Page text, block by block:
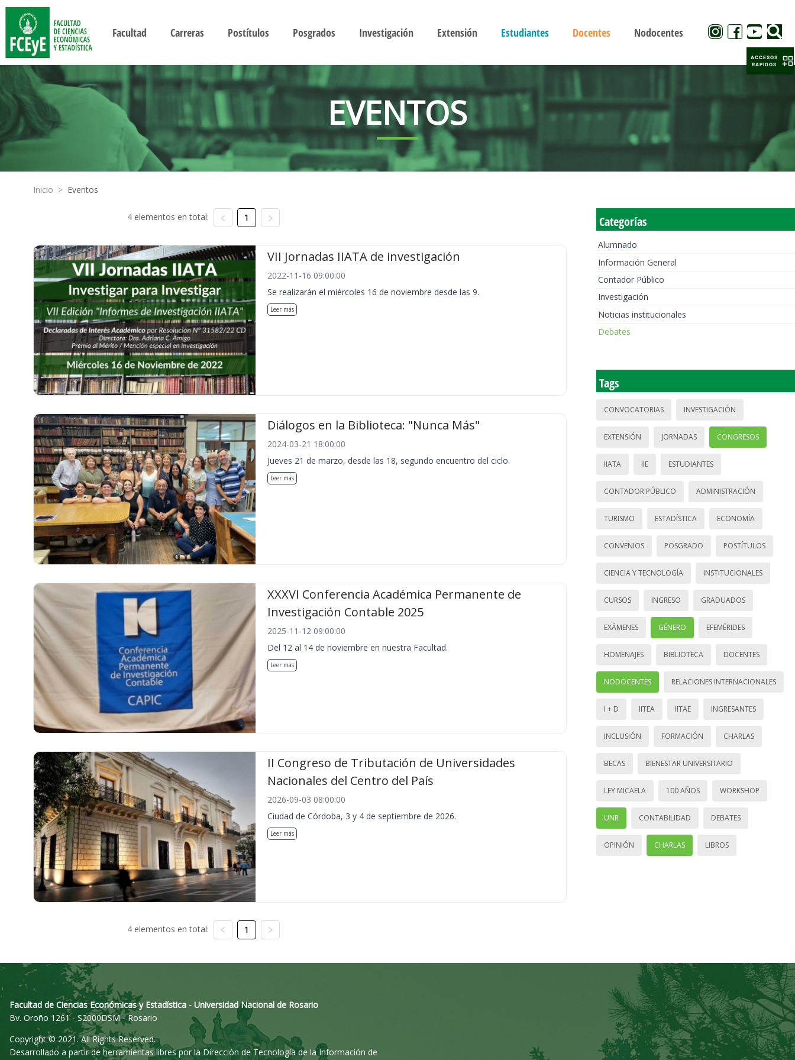
Facultad Carreras Postítulos Posgrados Investigación Extensión Estudiantes Docentes Nodocentes
EVENTOS
Inicio > Eventos
4 elementos en total: 1
VII Jornadas IIATA de investigación
2022-11-16 09:00:00
Se realizarán el miércoles 16 de noviembre desde las 9.
Leer más
Diálogos en la Biblioteca: "Nunca Más"
2024-03-21 18:00:00
Jueves 21 de marzo, desde las 18, segundo encuentro del ciclo.
Leer más
XXXVI Conferencia Académica Permanente de
Investigación Contable 2025
2025-11-12 09:00:00
Del 12 al 14 de noviembre en nuestra Facultad.
Leer más
II Congreso de Tributación de Universidades
Nacionales del Centro del País
2026-09-03 08:00:00
Ciudad de Córdoba, 3 y 4 de septiembre de 2026.
Leer más
4 elementos en total: 1
Categorías
Alumnado
Información General
Contador Público
Investigación
Noticias institucionales
Debates
Tags
CONVOCATORIAS INVESTIGACIÓN
EXTENSIÓN JORNADAS CONGRESOS
IIATA IIE ESTUDIANTES
CONTADOR PÚBLICO ADMINISTRACIÓN
TURISMO ESTADÍSTICA ECONOMÍA
CONVENIOS POSGRADO POSTÍTULOS
CIENCIA Y TECNOLOGÍA INSTITUCIONALES
CURSOS INGRESO GRADUADOS
EXÁMENES GÉNERO EFEMÉRIDES
HOMENAJES BIBLIOTECA DOCENTES
NODOCENTES RELACIONES INTERNACIONALES
I + D IITEA IITAE INGRESANTES
INCLUSIÓN FORMACIÓN CHARLAS
BECAS BIENESTAR UNIVERSITARIO
LEY MICAELA 100 AÑOS WORKSHOP
UNR CONTABILIDAD DEBATES
OPINIÓN CHARLAS LIBROS
Facultad de Ciencias Económicas y Estadística - Universidad Nacional de Rosario
Bv. Oroño 1261 - S2000DSM - Rosario
Copyright © 2021. All Rights Reserved.
Desarrollado a partir de herramientas libres por la Dirección de Tecnología de la Información de
ACCESOS
RAPIDOS